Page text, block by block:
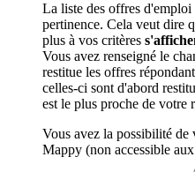
La liste des offres d'emploi
pertinence. Cela veut dire
plus à vos critères
Vous avez renseigné le
restitue les offres
celles-ci sont d'abord
est le plus proche de votre
Vous avez la possibilité
Mappy (non accessible